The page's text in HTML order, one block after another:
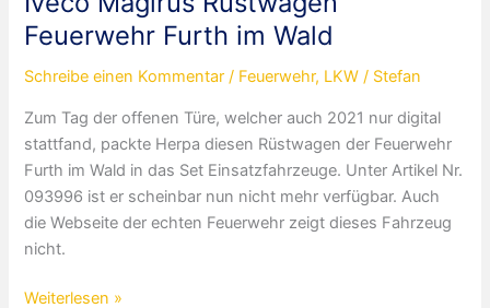
Feuerwehr Furth im Wald
Schreibe einen Kommentar / Feuerwehr, LKW / Stefan
Zum Tag der offenen Türe, welcher auch 2021 nur digital
stattfand, packte Herpa diesen Rüstwagen der Feuerwehr
Furth im Wald in das Set Einsatzfahrzeuge. Unter Artikel Nr.
093996 ist er scheinbar nun nicht mehr verfügbar. Auch
die Webseite der echten Feuerwehr zeigt dieses Fahrzeug
nicht.
Iveco
Weiterlesen »